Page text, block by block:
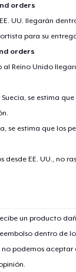
orders
UU. llegarán
para su
orders
Reino Unido
se estima
se estima que los
EE. UU., no
un producto
dentro de
podemos
1artículo